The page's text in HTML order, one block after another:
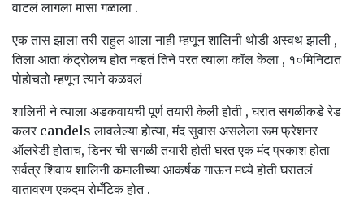
वाटलं लागला मासा गळाला .
एक तास झाला तरी राहुल आला नाही म्हणून शालिनी थोडी अस्वथ झाली ,
तिला आता कंट्रोलच होत नव्हतं तिने परत त्याला कॉल केला , १०मिनिटात
पोहोचतो म्हणून त्याने कळवलं
शालिनी ने त्याला अडकवायची पूर्ण तयारी केली होती , घरात सगळीकडे रेड
कलर candels लावलेल्या होत्या, मंद सुवास असलेला रूम फ्रेशनर
ऑलरेडी होताच, डिनर ची सगळी तयारी होती घरत एक मंद प्रकाश होता
सर्वत्र शिवाय शालिनी कमालीच्या आकर्षक गाऊन मध्ये होती घरातलं
वातावरण एकदम रोमँटिक होत .